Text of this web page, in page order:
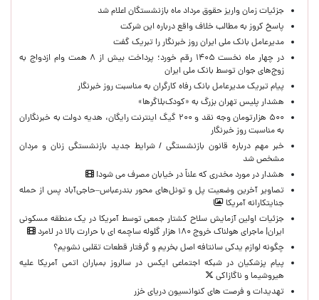
جزئیات زمان واریز حقوق مرداد ماه بازنشستگان اعلام شد
پاسخ کروز به مطالب خلاف واقع درباره این شرکت
مدیرعامل بانک ملی ایران روز خبرنگار را تبریک گفت
در چهار ماه نخست ۱۴۰۵ رقم خورد؛ پرداخت بیش از ۸ همت وام ازدواج به
زوج‌های جوان توسط بانک ملی ایران
پیام تبریک مدیرعامل بانک رفاه کارگران به مناسبت روز خبرنگار
هشدار پلیس تهران بزرگ به «کودک‌بلاگرها»
۵۰۰ هزارتومان وجه نقد و ۲۰۰ گیگ اینترنت رایگان، هدیه دولت به خبرنگاران
به مناسبت روز خبرنگار
خبر مهم درباره قانون بازنشستگی / شرایط جدید بازنشستگی زنان و مردان
مشخص شد
هشدار در مورد مخدری که علناً در خیابان مصرف می شود!
تصاویر آخرین وضعیت پل و تونل‌های محور بندرعباس–حاجی‌آباد پس از حمله
جنایتکارانه آمریکا
جزئیات اولین آزمایش سلاح کشتار جمعی توسط آمریکا در یک منطقه مسکونی
ایران| ماجرای هولناک خروج ۱۸۰ هزار گلوله ساچمه ای با حرارت بالا در لامرد
چگونه لوازم یدکی سانتافه اصل بخریم و گرفتار قطعات تقلبی نشویم؟
پیام پزشکیان در شبکه اجتماعی ایکس در سالروز بمباران اتمی آمریکا علیه
هیروشیما و ناگازاکی
تهدیدات و فرصت های کنوانسیون دریای خزر